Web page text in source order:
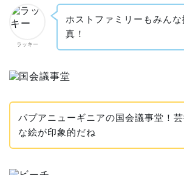
ラッキー
ホストファミリーもみん
真！
パプアニューギニアの国会議事堂！
な絵が印象的だね